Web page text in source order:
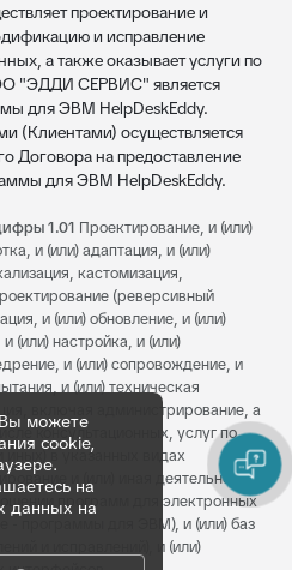
проектирование и
и исправление
а также оказывает услуги по
"ЭДДИ СЕРВИС" является
для ЭВМ HelpDeskEddy.
(Клиентами) осуществляется
Договора на предоставление
для ЭВМ HelpDeskEddy.
1.01 Проектирование, и (или)
и (или) адаптация, и (или)
кастомизация,
(реверсивный
и (или) обновление, и (или)
(или) настройка, и (или)
и (или) сопровождение, и
и (или) техническая
включая администрирование, а
консультационных, услуг по
иных) в указанных видах
и (или) иная деятельность,
программ для электронных
- программы для ЭВМ), и (или) баз
и исправлений), и (или)
Вы можете
cookie,
на
данных на